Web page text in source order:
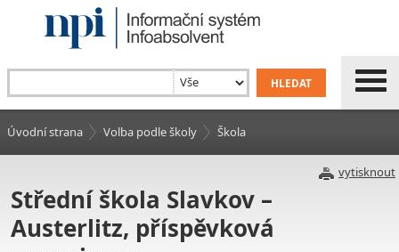
Úvodní strana Volba podle školy Škola
vytisknout
Střední škola Slavkov –
Austerlitz, příspěvková